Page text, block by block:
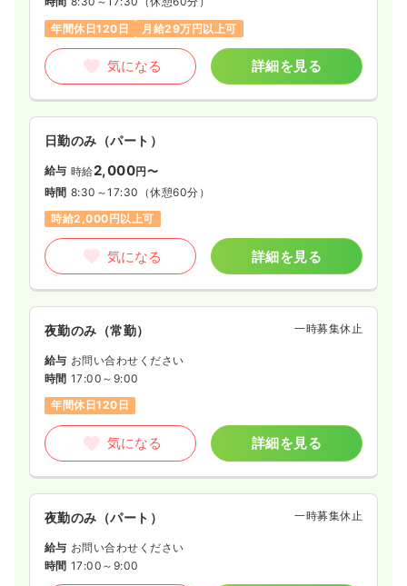
年間休日120日
月給29万円以上可
気になる 詳細を見る
日勤のみ（パート）
給与 時給2,000円〜
時間 8:30～17:30 （休憩60分）
時給2,000円以上可
気になる 詳細を見る
夜勤のみ（常勤） 一時募集休止
給与 お問い合わせください
時間 17:00～9:00
年間休日120日
気になる 詳細を見る
夜勤のみ（パート） 一時募集休止
給与 お問い合わせください
時間 17:00～9:00